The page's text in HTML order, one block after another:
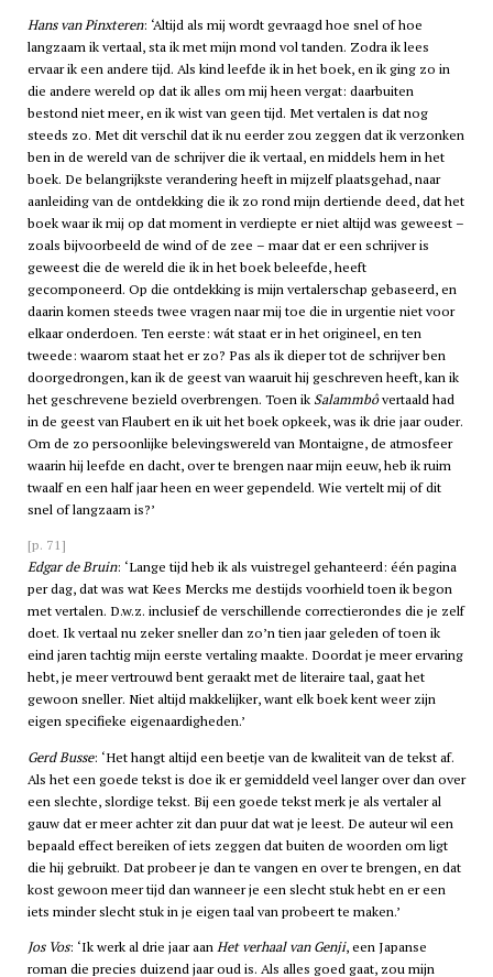
Hans van Pinxteren: ‘Altijd als mij wordt gevraagd hoe snel of hoe
langzaam ik vertaal, sta ik met mijn mond vol tanden. Zodra ik lees
ervaar ik een andere tijd. Als kind leefde ik in het boek, en ik ging zo in
die andere wereld op dat ik alles om mij heen vergat: daarbuiten
bestond niet meer, en ik wist van geen tijd. Met vertalen is dat nog
steeds zo. Met dit verschil dat ik nu eerder zou zeggen dat ik verzonken
ben in de wereld van de schrijver die ik vertaal, en middels hem in het
boek. De belangrijkste verandering heeft in mijzelf plaatsgehad, naar
aanleiding van de ontdekking die ik zo rond mijn dertiende deed, dat het
boek waar ik mij op dat moment in verdiepte er niet altijd was geweest –
zoals bijvoorbeeld de wind of de zee – maar dat er een schrijver is
geweest die de wereld die ik in het boek beleefde, heeft
gecomponeerd. Op die ontdekking is mijn vertalerschap gebaseerd, en
daarin komen steeds twee vragen naar mij toe die in urgentie niet voor
elkaar onderdoen. Ten eerste: wát staat er in het origineel, en ten
tweede: waarom staat het er zo? Pas als ik dieper tot de schrijver ben
doorgedrongen, kan ik de geest van waaruit hij geschreven heeft, kan ik
het geschrevene bezield overbrengen. Toen ik Salammbôvertaald had
in de geest van Flaubert en ik uit het boek opkeek, was ik drie jaar ouder.
Om de zo persoonlijke belevingswereld van Montaigne, de atmosfeer
waarin hij leefde en dacht, over te brengen naar mijn eeuw, heb ik ruim
twaalf en een half jaar heen en weer gependeld. Wie vertelt mij of dit
snel of langzaam is?’
[p. 71]
Edgar de Bruin: ‘Lange tijd heb ik als vuistregel gehanteerd: één pagina
per dag, dat was wat Kees Mercks me destijds voorhield toen ik begon
met vertalen. D.w.z. inclusief de verschillende correctierondes die je zelf
doet. Ik vertaal nu zeker sneller dan zo’n tien jaar geleden of toen ik
eind jaren tachtig mijn eerste vertaling maakte. Doordat je meer ervaring
hebt, je meer vertrouwd bent geraakt met de literaire taal, gaat het
gewoon sneller. Niet altijd makkelijker, want elk boek kent weer zijn
eigen specifieke eigenaardigheden.’
Gerd Busse: ‘Het hangt altijd een beetje van de kwaliteit van de tekst af.
Als het een goede tekst is doe ik er gemiddeld veel langer over dan over
een slechte, slordige tekst. Bij een goede tekst merk je als vertaler al
gauw dat er meer achter zit dan puur dat wat je leest. De auteur wil een
bepaald effect bereiken of iets zeggen dat buiten de woorden om ligt
die hij gebruikt. Dat probeer je dan te vangen en over te brengen, en dat
kost gewoon meer tijd dan wanneer je een slecht stuk hebt en er een
iets minder slecht stuk in je eigen taal van probeert te maken.’
Jos Vos: ‘Ik werk al drie jaar aanHet verhaal van Genji, een Japanse
roman die precies duizend jaar oud is. Als alles goed gaat, zou mijn